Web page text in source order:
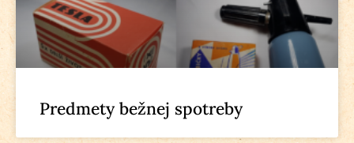
Predmety bežnej spotreby